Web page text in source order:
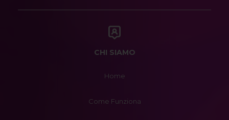
CHI SIAMO
Home
Come Funziona